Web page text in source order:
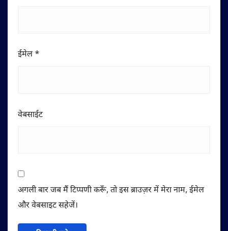
ईमेल *
वेबसाईट
अगली बार जब मैं टिप्पणी करूँ, तो इस ब्राउज़र में मेरा नाम, ईमेल
और वेबसाइट सहेजें।